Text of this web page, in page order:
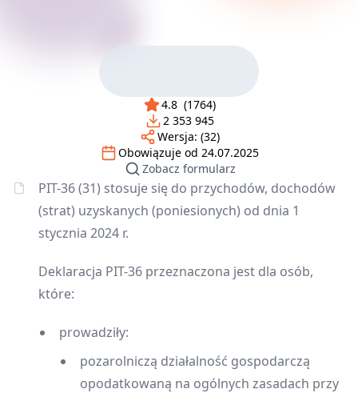
4.8 (1764)
2 353 945
Wersja: (32)
Obowiązuje od 24.07.2025
Zobacz formularz
PIT-36 (31) stosuje się do przychodów, dochodów
(strat) uzyskanych (poniesionych) od dnia 1
stycznia 2024 r.
Deklaracja PIT-36 przeznaczona jest dla osób,
które:
prowadziły:
pozarolniczą działalność gospodarczą
opodatkowaną na ogólnych zasadach przy